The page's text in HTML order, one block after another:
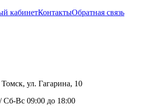
кабинетКонтактыОбратная связь
Томск, ул. Гагарина, 10
Сб-Вс 09:00 до 18:00